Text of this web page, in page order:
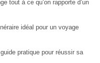
tout à ce qu’on rapporte d’un
idéal pour un voyage
pratique pour réussir sa